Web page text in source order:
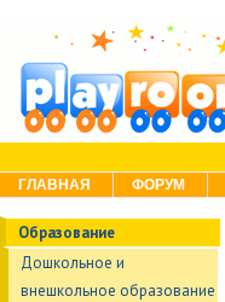
Menu
Skip to content
ГЛАВНАЯ ФОРУМ
Образование
Дошкольное и
внешкольное образование